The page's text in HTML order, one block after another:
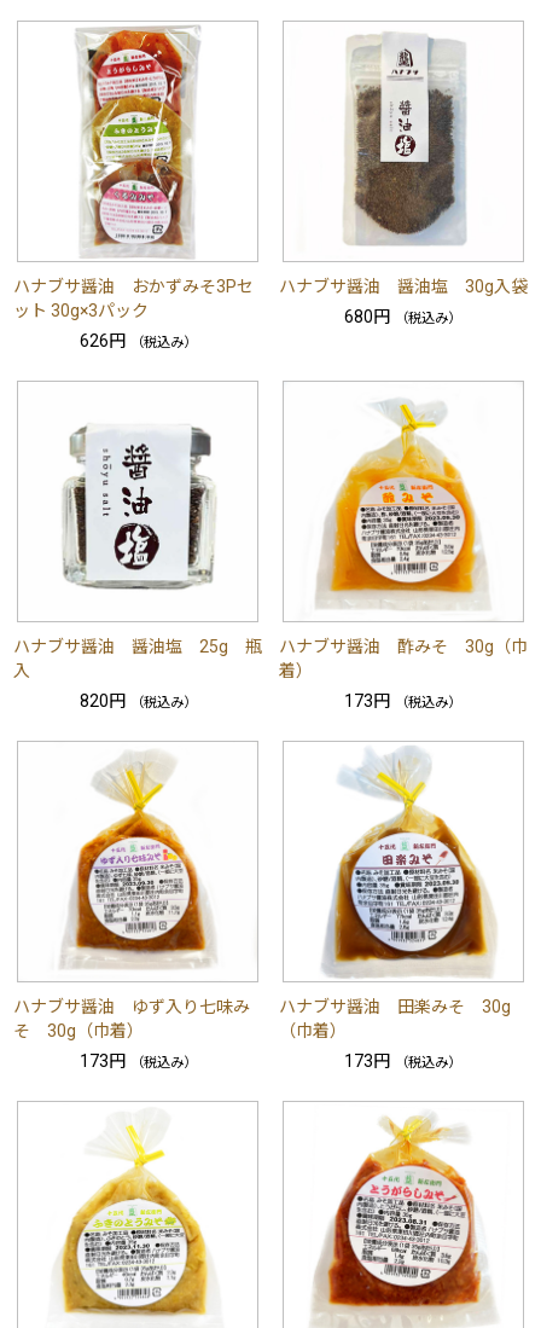
ハナブサ醤油 おかずみそ3Pセ
ット 30g×3パック
626円
（税込み）
ハナブサ醤油 醤油塩 30g入袋
680円
（税込み）
ハナブサ醤油 醤油塩 25g 瓶
入
820円
（税込み）
ハナブサ醤油 酢みそ 30g（巾
着）
173円
（税込み）
ハナブサ醤油 ゆず入り七味み
そ 30g（巾着）
173円
（税込み）
ハナブサ醤油 田楽みそ 30g
（巾着）
173円
（税込み）